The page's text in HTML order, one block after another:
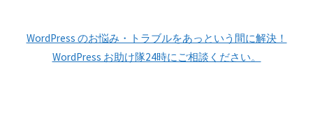
デ
WordPress のお悩み・トラブルをあっという間に解決！
WordPress お助け隊24時にご相談ください。